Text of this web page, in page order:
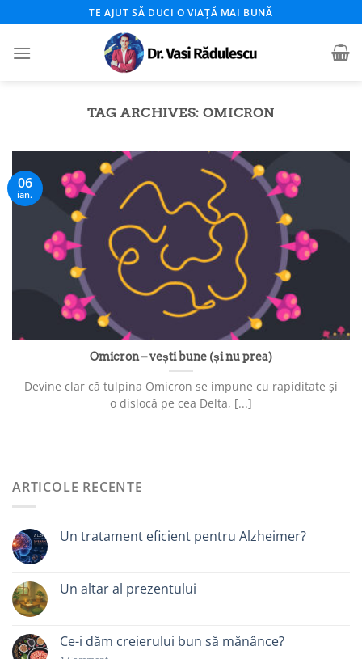
to
content
TE AJUT SĂ DUCI O VIAȚĂ MAI BUNĂ
TAG ARCHIVES:OMICRON
Omicron – vești bune (și nu prea)
Devine clar că tulpina Omicron se impune cu rapiditate și
o dislocă pe cea Delta, [...]
06
ian.
ARTICOLE RECENTE
Un tratament eficient pentru Alzheimer?
Un altar al prezentului
Ce-i dăm creierului bun să mănânce?